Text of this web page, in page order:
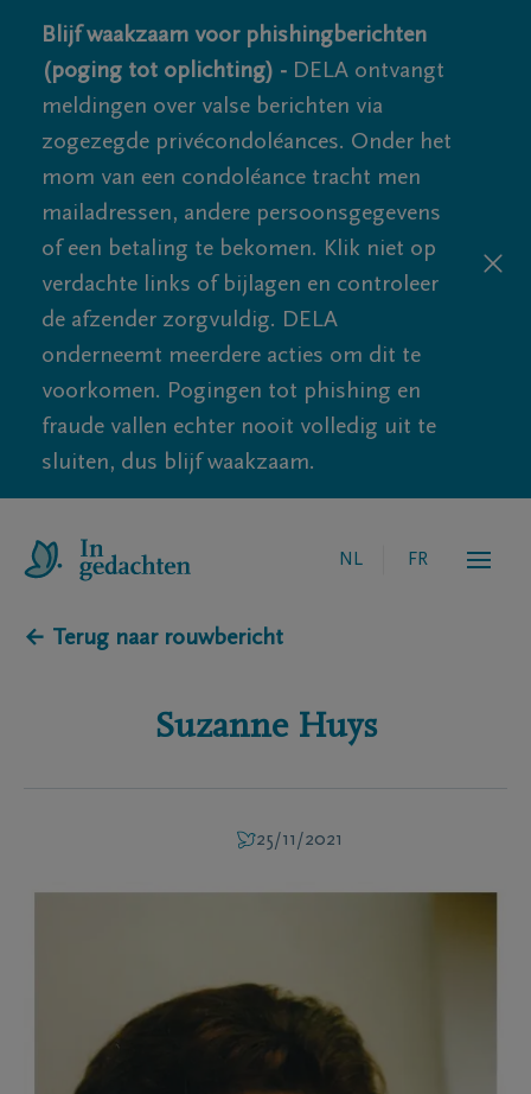
Blijf waakzaam voor phishingberichten
(poging tot oplichting) - DELA ontvangt
meldingen over valse berichten via
zogezegde privécondoléances. Onder het
mom van een condoléance tracht men
mailadressen, andere persoonsgegevens
of een betaling te bekomen. Klik niet op
verdachte links of bijlagen en controleer
de afzender zorgvuldig. DELA
onderneemt meerdere acties om dit te
voorkomen. Pogingen tot phishing en
fraude vallen echter nooit volledig uit te
sluiten, dus blijf waakzaam.
NL FR
← Terug naar rouwbericht
Suzanne Huys
25/11/2021